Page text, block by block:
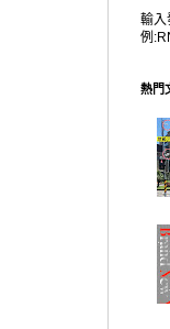
輸入
例
熱門